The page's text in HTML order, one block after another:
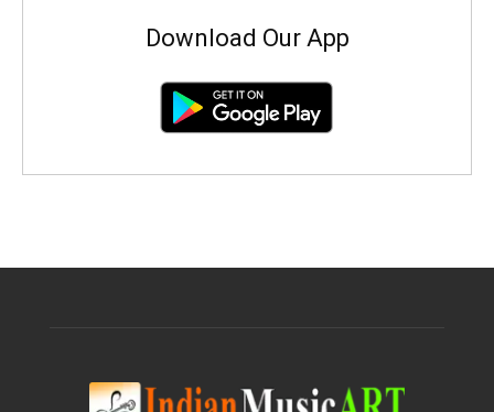
Download Our App